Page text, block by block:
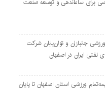
برای ساماندهی و توسعه صنعت
جانبازان و توان‌یابان شرکت
نفتی ایران در اصفهان
ورزشی استان اصفهان تا پایان